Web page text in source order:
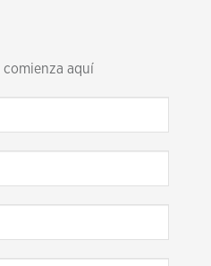
aquí